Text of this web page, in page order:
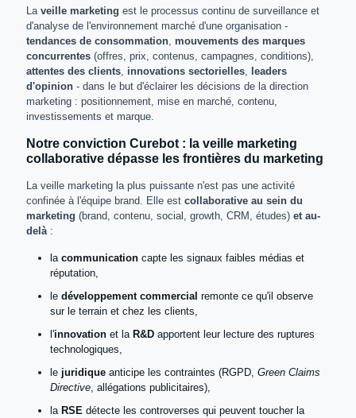
La veille marketing est le processus continu de surveillance et
d'analyse de l'environnement marché d'une organisation -
tendances de consommation mouvements des marques
concurrentes (offres, prix, contenus, campagnes, conditions),
attentes des clients innovations sectorielles
leaders
d'opinion - dans le but d'éclairer les décisions de la direction
marketing : positionnement, mise en marché, contenu,
investissements et marque.
Notre conviction Curebot : la veille marketing
collaborative dépasse les frontières du marketing
La veille marketing la plus puissante n'est pas une activité
confinée à l'équipe brand. Elle est collaborative au sein du
marketing (brand, contenu, social, growth, CRM, études) et au-
delà :
la communication capte les signaux faibles médias et
réputation,
le développement commercial remonte ce qu'il observe
sur le terrain et chez les clients,
l'innovation et la R&D apportent leur lecture des ruptures
technologiques,
le juridique anticipe les contraintes (RGPD, Green Claims
Directive , allégations publicitaires),
la RSE détecte les controverses qui peuvent toucher la